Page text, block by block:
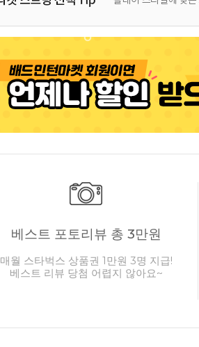
베스트 포토리뷰 총 3만원
매월 스타벅스 상품권 1만원 3명 지급!
베스트 리뷰 당첨 어렵지 않아요~